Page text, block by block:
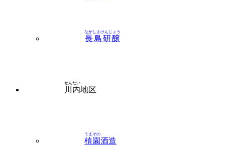
長島研醸
ながしまけんじょう
川内
せんだい
地区
植園
うえぞの
酒造